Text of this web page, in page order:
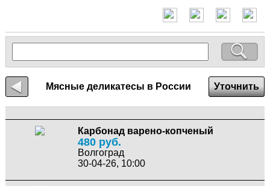
Мясные деликатесы в России Уточнить
Карбонад варено-копченый
480 руб.
Волгоград
30-04-26, 10:00